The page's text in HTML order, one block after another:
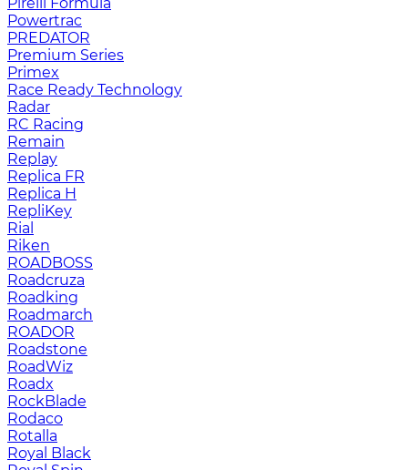
Powertrac
PREDATOR
Premium Series
Primex
Race Ready Technology
Radar
RC Racing
Remain
Replay
Replica FR
Replica H
RepliKey
Rial
Riken
ROADBOSS
Roadcruza
Roadking
Roadmarch
ROADOR
Roadstone
RoadWiz
Roadx
RockBlade
Rodaco
Rotalla
Royal Black